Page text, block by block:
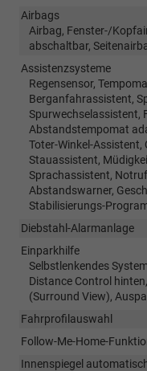
Airbags
Airbag, Fenster-/
abschaltbar,
Assistenzsysteme
Regensensor,
Berganfahrassistent,
Spurwechselassistent,
Abstandstempomat
Toter-Winkel-Assistent,
Stauassistent,
Sprachassistent,
Abstandswarner,
Stabilisierungs-
Diebstahl-Alarmanlage
Einparkhilfe
Selbstlenkendes
Distance Control
(Surround View),
Fahrprofilauswahl
Follow-Me-Home-
Innenspiegel